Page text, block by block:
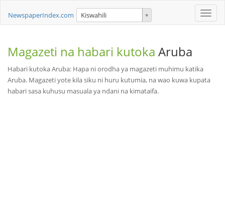
Toggle
NewspaperIndex.com Kiswahili
Magazeti na habari kutoka Aruba
Habari kutoka Aruba: Hapa ni orodha ya magazeti muhimu katika
Aruba. Magazeti yote kila siku ni huru kutumia, na wao kuwa kupata
habari sasa kuhusu masuala ya ndani na kimataifa.